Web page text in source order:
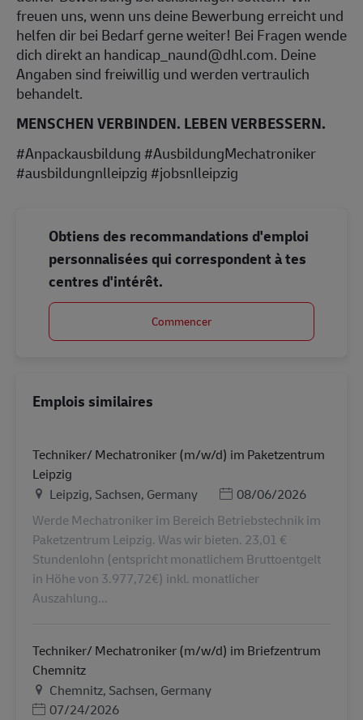
freuen uns, wenn uns deine Bewerbung erreicht und
helfen dir bei Bedarf gerne weiter! Bei Fragen wende
dich direkt an handicap_naund@dhl.com. Deine
Angaben sind freiwillig und werden vertraulich
behandelt.
MENSCHEN VERBINDEN. LEBEN VERBESSERN.
#Anpackausbildung #AusbildungMechatroniker
#ausbildungnlleipzig #jobsnlleipzig
Obtiens des recommandations d'emploi
personnalisées qui correspondent à tes
centres d'intérêt.
Commencer
Emplois similaires
Techniker/ Mechatroniker (m/w/d) im Paketzentrum
Leipzig
LieuLeipzig, Sachsen, Germany Posted Date
08/06/2026
Werde Mechatroniker im Bereich Betriebstechnik im
Paketzentrum Leipzig. Was wir bieten. 23,01 €
Stundenlohn (entspricht monatlichem Bruttoentgelt
in Höhe von 3.977,72€) inkl. monatlicher
Auszahlung...
Techniker/ Mechatroniker (m/w/d) im Briefzentrum
Chemnitz
LieuChemnitz, Sachsen, Germany
Posted Date
07/24/2026